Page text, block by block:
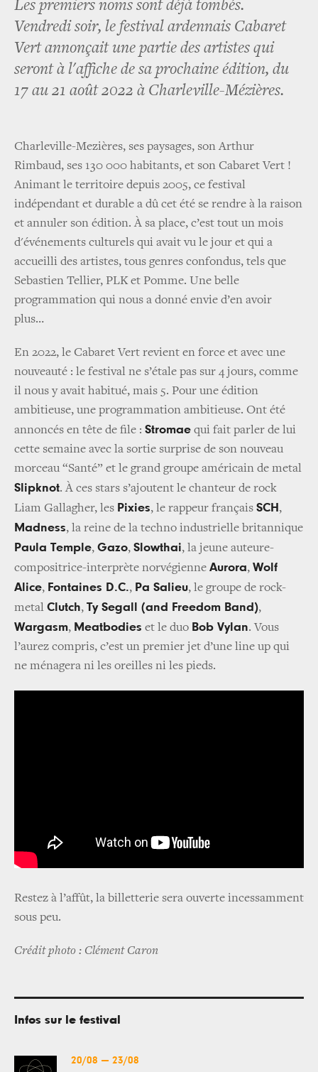
Les premiers noms sont déjà tombés.
Vendredi soir, le festival ardennais Cabaret
Vert annonçait une partie des artistes qui
seront à l'affiche de sa prochaine édition, du
17 au 21 août 2022 à Charleville-Mézières.
Charleville-Mezières, ses paysages, son Arthur
Rimbaud, ses 130 000 habitants, et son Cabaret Vert !
Animant le territoire depuis 2005, ce festival
indépendant et durable a dû cet été se rendre à la raison
et annuler son édition. À sa place, c’est tout un mois
d'événements culturels qui avait vu le jour et qui a
accueilli des artistes, tous genres confondus, tels que
Sebastien Tellier, PLK et Pomme. Une belle
programmation qui nous a donné envie d’en avoir
plus…
En 2022, le Cabaret Vert revient en force et avec une
nouveauté : le festival ne s’étale pas sur 4 jours, comme
il nous y avait habitué, mais 5. Pour une édition
ambitieuse, une programmation ambitieuse. Ont été
annoncés en tête de file : Stromae qui fait parler de lui
cette semaine avec la sortie surprise de son nouveau
morceau “Santé” et le grand groupe américain de metal
Slipknot. À ces stars s’ajoutent le chanteur de rock
Liam Gallagher, les Pixies, le rappeur français SCH ,
Madness, la reine de la techno industrielle britannique
Paula Temple, Gazo, Slowthai, la jeune auteure-
compositrice-interprète norvégienne Aurora, Wolf
Alice, Fontaines D.C., Pa Salieu, le groupe de rock-
metal Clutch, Ty Segall (and Freedom Band),
Wargasm, Meatbodies et le duo Bob Vylan. Vous
l’aurez compris, c’est un premier jet d’une line up qui
ne ménagera ni les oreilles ni les pieds.
Restez à l’affût, la billetterie sera ouverte incessamment
sous peu.
Crédit photo : Clément Caron
Infos sur le festival
20/08 — 23/08